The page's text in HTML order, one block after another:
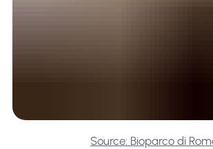
Source: Bioparco di